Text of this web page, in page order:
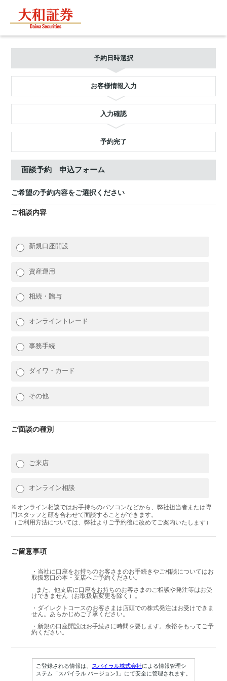
予約日時選択
お客様情報入力
入力確認
予約完了
面談予約 申込フォーム
ご希望の予約内容をご選択ください
ご相談内容
新規口座開設
資産運用
相続・贈与
オンライントレード
事務手続
ダイワ・カード
その他
ご面談の種別
ご来店
オンライン相談
※オンライン相談ではお手持ちのパソコンなどから、弊社担当者または専
門スタッフと顔を合わせて面談することができます。
（ご利用方法については、弊社よりご予約後に改めてご案内いたします）
ご留意事項
・当社に口座をお持ちのお客さまのお手続きやご相談についてはお
取扱窓口の本・支店へご予約ください。
また、他支店に口座をお持ちのお客さまのご相談や発注等はお受
けできません（お取扱店変更を除く）。
・ダイレクトコースのお客さまは店頭での株式発注はお受けできま
せん。あらかじめご了承ください。
・新規の口座開設はお手続きに時間を要します。余裕をもってご予
約ください。
ご登録される情報は、 スパイラル株式会社による情報管理シ
ステム「スパイラル バージョン1」にて安全に管理されます。